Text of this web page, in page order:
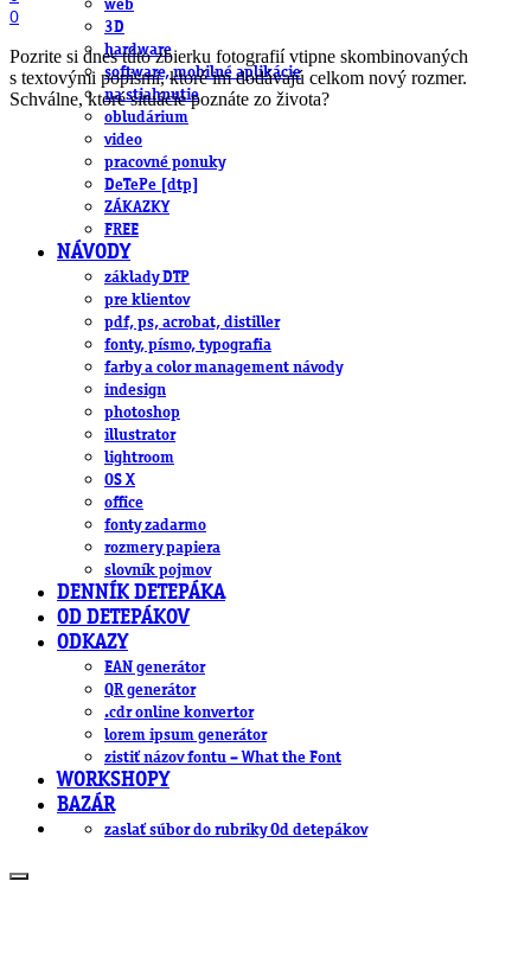
web
3D
hardware
software, mobilné aplikácie
na stiahnutie
obludárium
video
pracovné ponuky
DeTePe [dtp]
ZÁKAZKY
FREE
NÁVODY
základy DTP
pre klientov
pdf, ps, acrobat, distiller
fonty, písmo, typografia
farby a color management návody
indesign
photoshop
illustrator
lightroom
OS X
office
fonty zadarmo
rozmery papiera
slovník pojmov
DENNÍK DETEPÁKA
OD DETEPÁKOV
ODKAZY
EAN generátor
QR generátor
.cdr online konvertor
lorem ipsum generátor
zistiť názov fontu – What the Font
WORKSHOPY
BAZÁR
zaslať súbor do rubriky Od detepákov
0
Pozrite si dnes túto zbierku fotografií vtipne skombinovaných
s textovými popismi, ktoré im dodávajú celkom nový rozmer.
Schválne, ktoré situácie poznáte zo života?